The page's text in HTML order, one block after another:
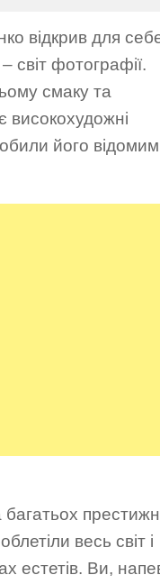
відкрив для
світ фотографії.
смаку та
високохудожні
його
багатьох
весь світ і
естетів. Ви,